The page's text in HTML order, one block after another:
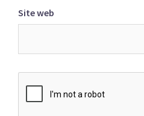
Site web